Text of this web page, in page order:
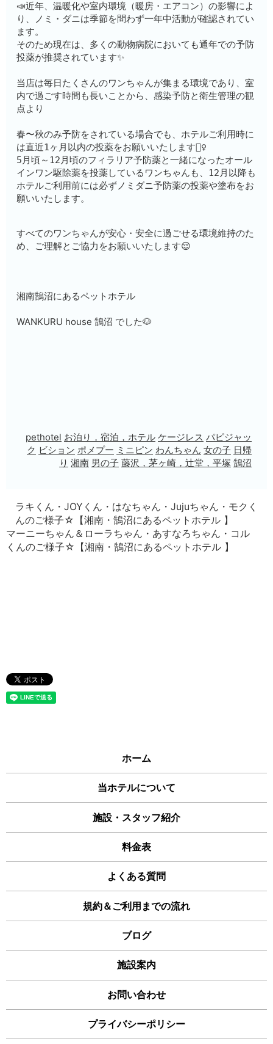
📣近年、温暖化や室内環境（暖房・エアコン）の影響によ
り、ノミ・ダニは季節を問わず一年中活動が確認されてい
ます。
そのため現在は、多くの動物病院においても通年での予防
投薬が推奨されています✨
当店は毎日たくさんのワンちゃんが集まる環境であり、室
内で過ごす時間も長いことから、感染予防と衛生管理の観
点より
春〜秋のみ予防をされている場合でも、ホテルご利用時に
は直近1ヶ月以内の投薬をお願いいたします🙇‍♀️
5月頃～12月頃のフィラリア予防薬と一緒になったオール
インワン駆除薬を投薬しているワンちゃんも、12月以降も
ホテルご利用前には必ずノミダニ予防薬の投薬や塗布をお
願いいたします。
すべてのワンちゃんが安心・安全に過ごせる環境維持のた
め、ご理解とご協力をお願いいたします😌
湘南鵠沼にあるペットホテル
WANKURU house 鵠沼 でした🐶
pethotel お泊り，宿泊，ホテル ケージレス パピジャッ
ク ビション ポメプー ミニピン わんちゃん 女の子 日帰
り 湘南 男の子 藤沢，茅ヶ崎，辻堂，平塚 鵠沼
ラキくん・JOYくん・はなちゃん・Jujuちゃん・モクく
んのご様子☆【湘南・鵠沼にあるペットホテル 】
マーニーちゃん＆ローラちゃん・あすなろちゃん・コル
くんのご様子☆【湘南・鵠沼にあるペットホテル 】
ホーム
当ホテルについて
施設・スタッフ紹介
料金表
よくある質問
規約＆ご利用までの流れ
ブログ
施設案内
お問い合わせ
プライバシーポリシー